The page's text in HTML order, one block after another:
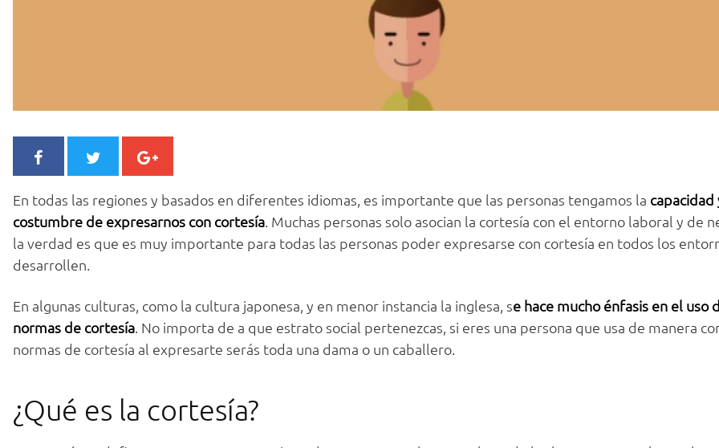
En todas las regiones y basados en diferentes idiomas, es importante que las personas tengamos la capacidad
costumbre de expresarnos con cortesía. Muchas personas solo asocian la cortesía con el entorno laboral y de
la verdad es que es muy importante para todas las personas poder expresarse con cortesía en todos los
desarrollen.
En algunas culturas, como la cultura japonesa, y en menor instancia la inglesa, se hace mucho énfasis en el uso
normas de cortesía. No importa de a que estrato social pertenezcas, si eres una persona que usa de manera
normas de cortesía al expresarte serás toda una dama o un caballero.
¿Qué es la cortesía?